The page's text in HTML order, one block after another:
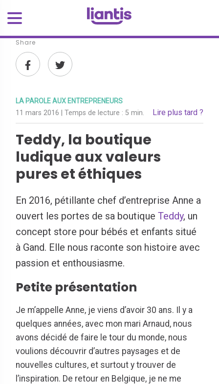
Share
LA PAROLE AUX ENTREPRENEURS
11 mars 2016 | Temps de lecture : 5 min. Lire plus tard ?
Teddy, la boutique
ludique aux valeurs
pures et éthiques
En 2016, pétillante chef d’entreprise Anne a
ouvert les portes de sa boutique Teddy, un
concept store pour bébés et enfants situé
à Gand. Elle nous raconte son histoire avec
passion et enthousiasme.
Petite présentation
Je m’appelle Anne, je viens d’avoir 30 ans. Il y a
quelques années, avec mon mari Arnaud, nous
avons décidé de faire le tour du monde, nous
voulions découvrir d’autres paysages et de
nouvelles cultures, et surtout y trouver de
l’inspiration. De retour en Belgique, je ne me